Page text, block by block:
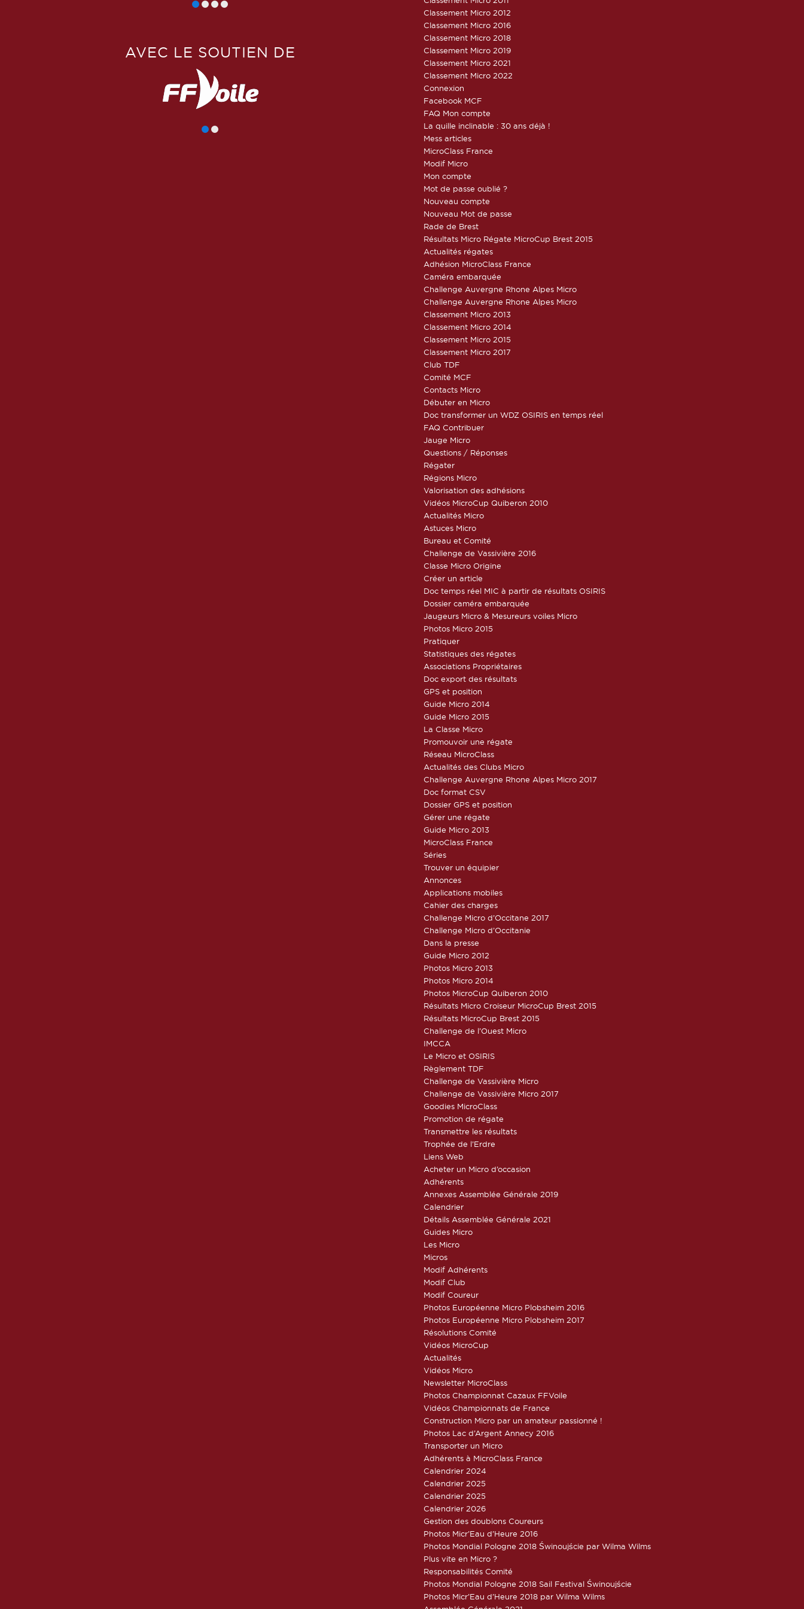
AVEC LE SOUTIEN DE
Classement Micro 2012
Classement Micro 2016
Classement Micro 2018
Classement Micro 2019
Classement Micro 2021
Classement Micro 2022
Connexion
Facebook MCF
FAQ Mon compte
La quille inclinable : 30 ans déjà !
Mess articles
MicroClass France
Modif Micro
Mon compte
Mot de passe oublié ?
Nouveau compte
Nouveau Mot de passe
Rade de Brest
Résultats Micro Régate MicroCup Brest 2015
Actualités régates
Adhésion MicroClass France
Caméra embarquée
Challenge Auvergne Rhone Alpes Micro
Challenge Auvergne Rhone Alpes Micro
Classement Micro 2013
Classement Micro 2014
Classement Micro 2015
Classement Micro 2017
Club TDF
Comité MCF
Contacts Micro
Débuter en Micro
Doc transformer un WDZ OSIRIS en temps réel
FAQ Contribuer
Jauge Micro
Questions / Réponses
Régater
Régions Micro
Valorisation des adhésions
Vidéos MicroCup Quiberon 2010
Actualités Micro
Astuces Micro
Bureau et Comité
Challenge de Vassivière 2016
Classe Micro Origine
Créer un article
Doc temps réel MIC à partir de résultats OSIRIS
Dossier caméra embarquée
Jaugeurs Micro & Mesureurs voiles Micro
Photos Micro 2015
Pratiquer
Statistiques des régates
Associations Propriétaires
Doc export des résultats
GPS et position
Guide Micro 2014
Guide Micro 2015
La Classe Micro
Promouvoir une régate
Réseau MicroClass
Actualités des Clubs Micro
Challenge Auvergne Rhone Alpes Micro 2017
Doc format CSV
Dossier GPS et position
Gérer une régate
Guide Micro 2013
MicroClass France
Séries
Trouver un équipier
Annonces
Applications mobiles
Cahier des charges
Challenge Micro d’Occitane 2017
Challenge Micro d’Occitanie
Dans la presse
Guide Micro 2012
Photos Micro 2013
Photos Micro 2014
Photos MicroCup Quiberon 2010
Résultats Micro Croiseur MicroCup Brest 2015
Résultats MicroCup Brest 2015
Challenge de l’Ouest Micro
IMCCA
Le Micro et OSIRIS
Règlement TDF
Challenge de Vassivière Micro
Challenge de Vassivière Micro 2017
Goodies MicroClass
Promotion de régate
Transmettre les résultats
Trophée de l’Erdre
Liens Web
Acheter un Micro d’occasion
Adhérents
Annexes Assemblée Générale 2019
Calendrier
Détails Assemblée Générale 2021
Guides Micro
Les Micro
Micros
Modif Adhérents
Modif Club
Modif Coureur
Photos Européenne Micro Plobsheim 2016
Photos Européenne Micro Plobsheim 2017
Résolutions Comité
Vidéos MicroCup
Actualités
Vidéos Micro
Newsletter MicroClass
Photos Championnat Cazaux FFVoile
Vidéos Championnats de France
Construction Micro par un amateur passionné !
Photos Lac d’Argent Annecy 2016
Transporter un Micro
Adhérents à MicroClass France
Calendrier 2024
Calendrier 2025
Calendrier 2025
Calendrier 2026
Gestion des doublons Coureurs
Photos Micr’Eau d’Heure 2016
Photos Mondial Pologne 2018 Świnoujście par Wilma Wilms
Plus vite en Micro ?
Responsabilités Comité
Photos Mondial Pologne 2018 Sail Festival Świnoujście
Photos Micr’Eau d’Heure 2018 par Wilma Wilms